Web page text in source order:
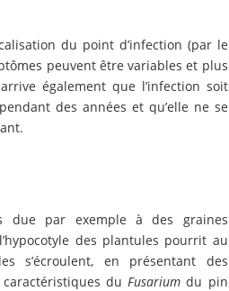
du point d’infection (par le
peuvent être variables et plus
également que l’infection soit
des années et qu’elle ne se
due par exemple à des graines
des plantules pourrit au
s’écroulent, en présentant des
caractéristiques duFusarium du pin